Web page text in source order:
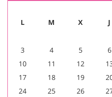
L M X J
3
4 5 6
10
11 12
17
18 19
24
25 26